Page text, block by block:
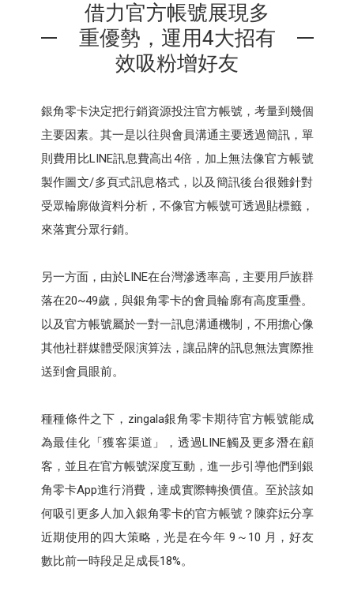
借力官方帳號展現多
重優勢，運用4大招有
效吸粉增好友
銀角零卡決定把行銷資源投注官方帳號，考量到幾個
主要因素。其一是以往與會員溝通主要透過簡訊，單
則費用比LINE訊息費高出4倍，加上無法像官方帳號
製作圖文/多頁式訊息格式，以及簡訊後台很難針對
受眾輪廓做資料分析，不像官方帳號可透過貼標籤，
來落實分眾行銷。
另一方面，由於LINE在台灣滲透率高，主要用戶族群
落在20~49歲，與銀角零卡的會員輪廓有高度重疊。
以及官方帳號屬於一對一訊息溝通機制，不用擔心像
其他社群媒體受限演算法，讓品牌的訊息無法實際推
送到會員眼前。
種種條件之下，zingala銀角零卡期待官方帳號能成
為最佳化「獲客渠道」，透過LINE觸及更多潛在顧
客，並且在官方帳號深度互動，進一步引導他們到銀
角零卡App進行消費，達成實際轉換價值。至於該如
何吸引更多人加入銀角零卡的官方帳號？陳弈妘分享
近期使用的四大策略，光是在今年 9～10 月，好友
數比前一時段足足成長18%。